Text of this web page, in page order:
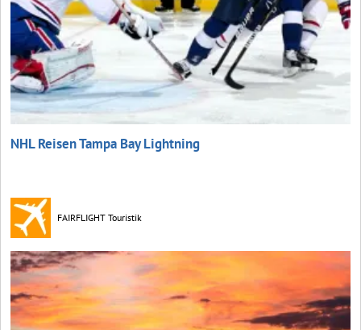
NHL Reisen Tampa Bay Lightning
FAIRFLIGHT Touristik